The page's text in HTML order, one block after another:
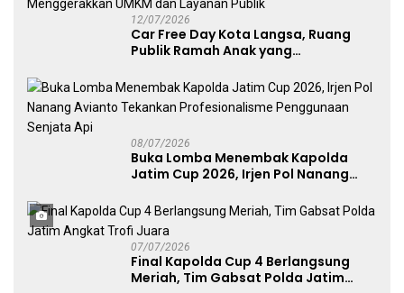
12/07/2026
Car Free Day Kota Langsa, Ruang
Publik Ramah Anak yang
Publik
08/07/2026
Buka Lomba Menembak Kapolda
Jatim Cup 2026, Irjen Pol Nanang
Penggunaan Senjata Api
07/07/2026
Final Kapolda Cup 4 Berlangsung
Meriah, Tim Gabsat Polda Jatim